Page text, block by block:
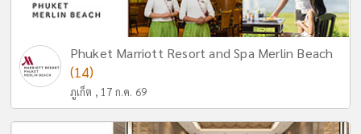
Phuket Marriott Resort and Spa Merlin Beach
(14)
ภูเก็ต , 17 ก.ค. 69